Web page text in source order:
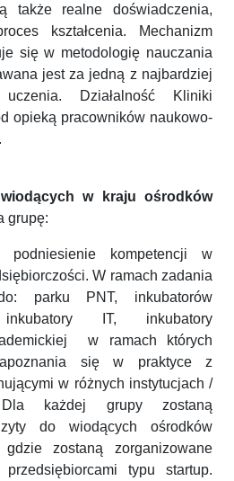
także realne doświadczenia,
kształcenia. Mechanizm
się w metodologię nauczania
jest za jedną z najbardziej
Działalność Kliniki
opieką pracowników naukowo-
w kraju ośrodków
grupę:
kompetencji w
W ramach zadania
parku PNT, inkubatorów
inkubatory IT, inkubatory
w ramach których
się w praktyce z
w różnych instytucjach /
Dla każdej grupy zostaną
do wiodących ośrodków
zostaną zorganizowane
typu startup.